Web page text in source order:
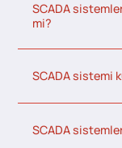
SCADA
mi?
SCADA sistemi
SCADA